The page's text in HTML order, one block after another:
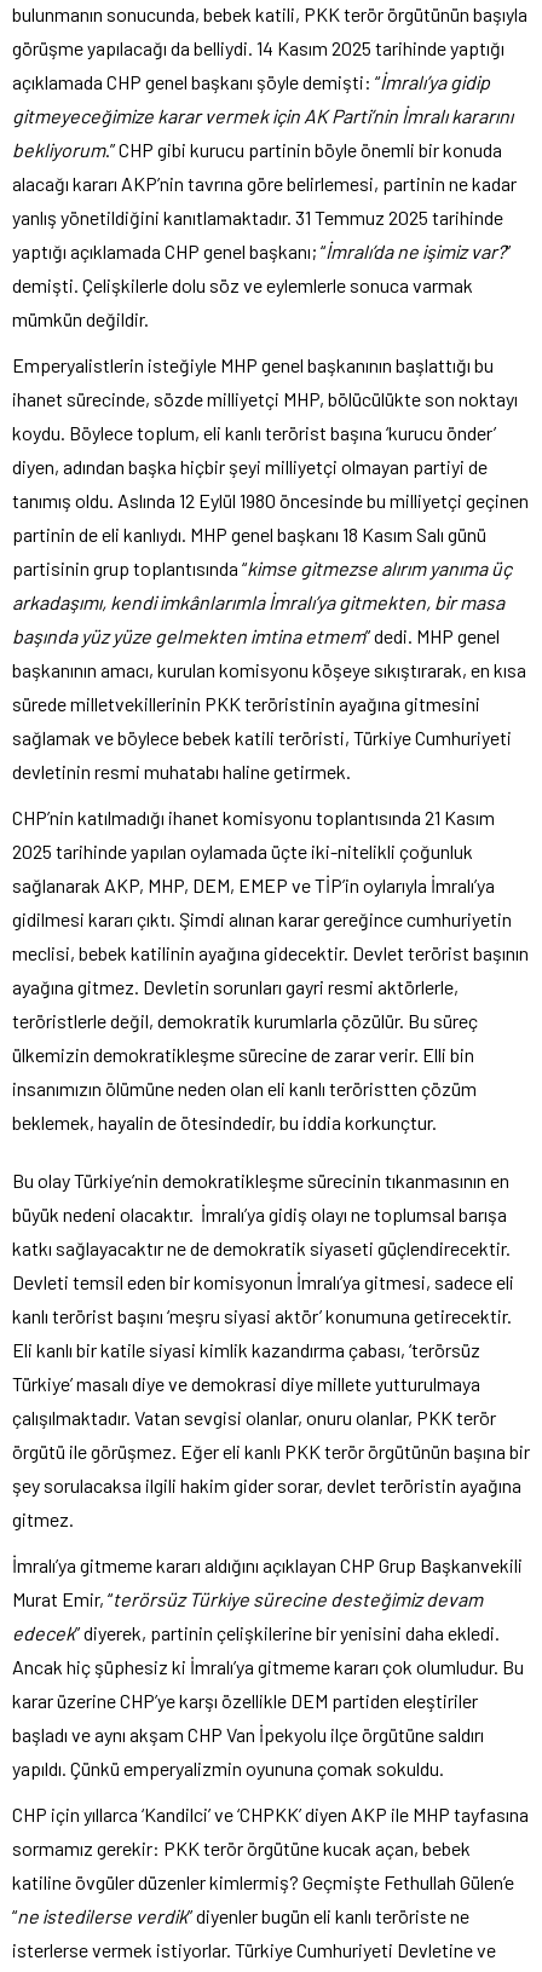
bulunmanın sonucunda, bebek katili, PKK terör örgütünün başıyla
görüşme yapılacağı da belliydi. 14 Kasım 2025 tarihinde yaptığı
açıklamada CHP genel başkanı şöyle demişti: “İmralı’ya gidip
gitmeyeceğimize karar vermek için AK Parti’nin İmralı kararını
bekliyorum.” CHP gibi kurucu partinin böyle önemli bir konuda
alacağı kararı AKP’nin tavrına göre belirlemesi, partinin ne kadar
yanlış yönetildiğini kanıtlamaktadır. 31 Temmuz 2025 tarihinde
yaptığı açıklamada CHP genel başkanı; “İmralı’da ne işimiz var?”
demişti. Çelişkilerle dolu söz ve eylemlerle sonuca varmak
mümkün değildir.
Emperyalistlerin isteğiyle MHP genel başkanının başlattığı bu
ihanet sürecinde, sözde milliyetçi MHP, bölücülükte son noktayı
koydu. Böylece toplum, eli kanlı terörist başına ‘kurucu önder’
diyen, adından başka hiçbir şeyi milliyetçi olmayan partiyi de
tanımış oldu. Aslında 12 Eylül 1980 öncesinde bu milliyetçi geçinen
partinin de eli kanlıydı. MHP genel başkanı 18 Kasım Salı günü
partisinin grup toplantısında “kimse gitmezse alırım yanıma üç
arkadaşımı, kendi imkânlarımla İmralı’ya gitmekten, bir masa
başında yüz yüze gelmekten imtina etmem” dedi. MHP genel
başkanının amacı, kurulan komisyonu köşeye sıkıştırarak, en kısa
sürede milletvekillerinin PKK teröristinin ayağına gitmesini
sağlamak ve böylece bebek katili teröristi, Türkiye Cumhuriyeti
devletinin resmi muhatabı haline getirmek.
CHP’nin katılmadığı ihanet komisyonu toplantısında 21 Kasım
2025 tarihinde yapılan oylamada üçte iki-nitelikli çoğunluk
sağlanarak AKP, MHP, DEM, EMEP ve TİP’in oylarıyla İmralı’ya
gidilmesi kararı çıktı. Şimdi alınan karar gereğince cumhuriyetin
meclisi, bebek katilinin ayağına gidecektir. Devlet terörist başının
ayağına gitmez. Devletin sorunları gayri resmi aktörlerle,
teröristlerle değil, demokratik kurumlarla çözülür. Bu süreç
ülkemizin demokratikleşme sürecine de zarar verir. Elli bin
insanımızın ölümüne neden olan eli kanlı teröristten çözüm
beklemek, hayalin de ötesindedir, bu iddia korkunçtur.
Bu olay Türkiye’nin demokratikleşme sürecinin tıkanmasının en
büyük nedeni olacaktır. İmralı’ya gidiş olayı ne toplumsal barışa
katkı sağlayacaktır ne de demokratik siyaseti güçlendirecektir.
Devleti temsil eden bir komisyonun İmralı’ya gitmesi, sadece eli
kanlı terörist başını ‘meşru siyasi aktör’ konumuna getirecektir.
Eli kanlı bir katile siyasi kimlik kazandırma çabası, ‘terörsüz
Türkiye’ masalı diye ve demokrasi diye millete yutturulmaya
çalışılmaktadır. Vatan sevgisi olanlar, onuru olanlar, PKK terör
örgütü ile görüşmez. Eğer eli kanlı PKK terör örgütünün başına bir
şey sorulacaksa ilgili hakim gider sorar, devlet teröristin ayağına
gitmez.
İmralı’ya gitmeme kararı aldığını açıklayan CHP Grup Başkanvekili
Murat Emir, “terörsüz Türkiye sürecine desteğimiz devam
edecek” diyerek, partinin çelişkilerine bir yenisini daha ekledi.
Ancak hiç şüphesiz ki İmralı’ya gitmeme kararı çok olumludur. Bu
karar üzerine CHP’ye karşı özellikle DEM partiden eleştiriler
başladı ve aynı akşam CHP Van İpekyolu ilçe örgütüne saldırı
yapıldı. Çünkü emperyalizmin oyununa çomak sokuldu.
CHP için yıllarca ‘Kandilci’ ve ‘CHPKK’ diyen AKP ile MHP tayfasına
sormamız gerekir: PKK terör örgütüne kucak açan, bebek
katiline övgüler düzenler kimlermiş? Geçmişte Fethullah Gülen’e
“ne istedilerse verdik” diyenler bugün eli kanlı teröriste ne
isterlerse vermek istiyorlar. Türkiye Cumhuriyeti Devletine ve